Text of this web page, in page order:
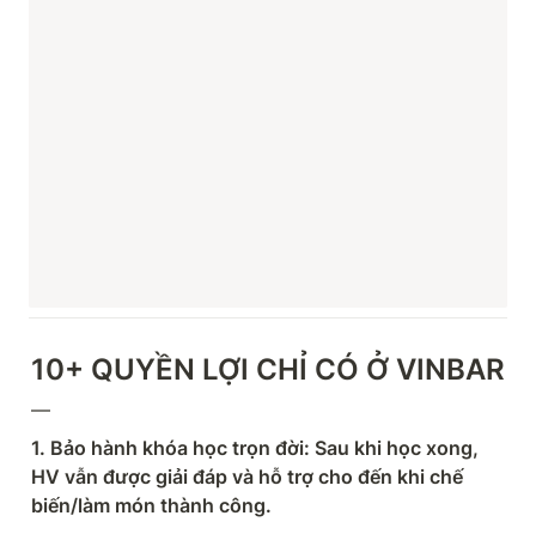
10+ QUYỀN LỢI CHỈ CÓ Ở VINBAR
—
1. Bảo hành khóa học trọn đời: Sau khi học xong,
HV vẫn được giải đáp và hỗ trợ cho đến khi chế
biến/làm món thành công.